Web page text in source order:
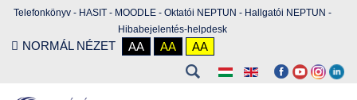
Telefonkönyv - HASIT - MOODLE - Oktatói NEPTUN - Hallgatói NEPTUN -
Hibabejelentés-helpdesk
NORMÁL NÉZET AA AA AA